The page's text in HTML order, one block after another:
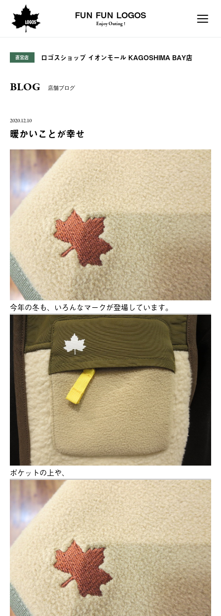
FUN FUN LOGOS
Enjoy Outing !
直営店 ロゴスショップ イオンモール KAGOSHIMA BAY店
BLOG 店舗ブログ
2020.12.10
暖かいことが幸せ
今年の冬も、いろんなマークが登場しています。
ポケットの上や、